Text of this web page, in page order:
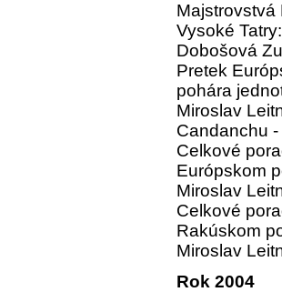
Majstrovstvá
Vysoké Tatry:
Dobošová
Pretek
pohára
Miroslav
Candanchu
Celkové
Európskom
Miroslav
Celkové
Rakúskom
Miroslav
Rok 2004